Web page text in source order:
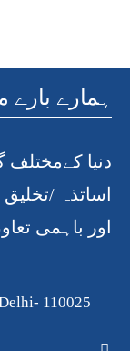
ہمارے بارے
دنیا
اساتذہ /
اور باہمی
110025